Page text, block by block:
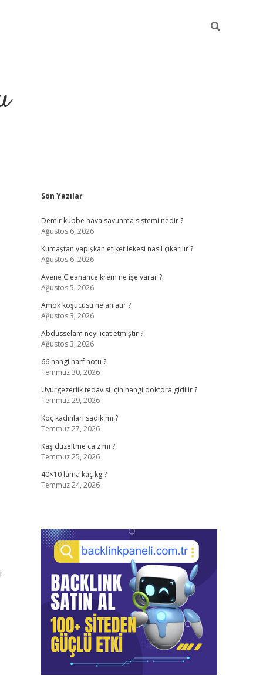
Sidebar
Son Yazılar
Demir kubbe hava savunma sistemi nedir ?
Ağustos 6, 2026
Kumaştan yapışkan etiket lekesi nasıl çıkarılır ?
Ağustos 6, 2026
Avene Cleanance krem ne işe yarar ?
Ağustos 5, 2026
Amok koşucusu ne anlatır ?
Ağustos 3, 2026
Abdüsselam neyi icat etmiştir ?
Ağustos 3, 2026
66 hangi harf notu ?
Temmuz 30, 2026
Uyurgezerlik tedavisi için hangi doktora gidilir ?
Temmuz 29, 2026
Koç kadınları sadık mı ?
Temmuz 27, 2026
Kaş düzeltme caiz mi ?
Temmuz 25, 2026
40×10 lama kaç kg ?
Temmuz 24, 2026